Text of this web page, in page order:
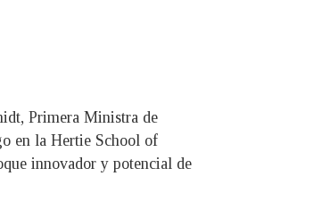
Primera Ministra de
en la Hertie School of
innovador y potencial de